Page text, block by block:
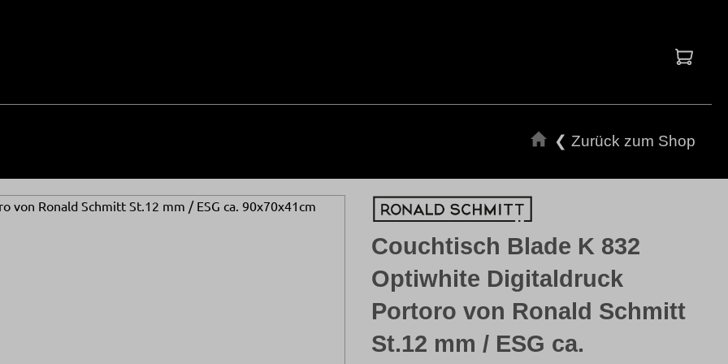
❮ Zurück zum Shop
Couchtisch Blade K 832
Optiwhite Digitaldruck
Portoro von Ronald Schmitt
St.12 mm / ESG ca.